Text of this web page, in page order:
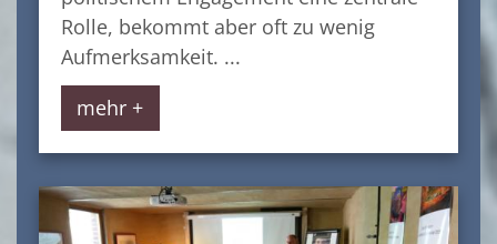
Rolle, bekommt aber oft zu wenig
Aufmerksamkeit. ...
mehr +